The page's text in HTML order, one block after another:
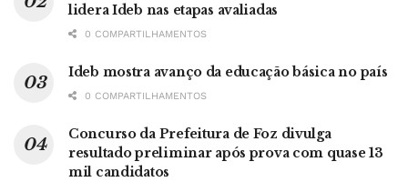
lidera Ideb nas etapas avaliadas
0 COMPARTILHAMENTOS
Ideb mostra avanço da educação básica no país
0 COMPARTILHAMENTOS
Concurso da Prefeitura de Foz divulga
resultado preliminar após prova com quase 13
mil candidatos